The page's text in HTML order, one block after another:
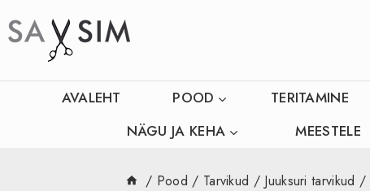
AVALEHT POOD TERITAMINE
NÄGU JA KEHA
MEESTELE
/ Pood / Tarvikud / Juuksuri tarvikud /